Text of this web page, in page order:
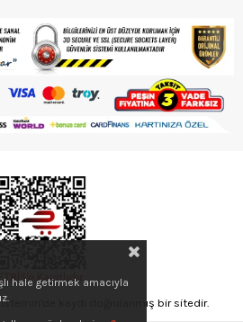
kaydı doğrulanmış bir sitedir.
hale getirmek amacıyla